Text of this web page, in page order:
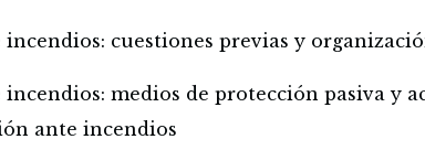
incendios: cuestiones previas y
incendios: medios de protección pasiva y
ante incendios